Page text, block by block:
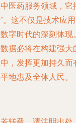
医药服务领域，它
。这不仅是技术应
字时代的深刻体
据必将在构建强
，发挥更加持久
地惠及全体人民。